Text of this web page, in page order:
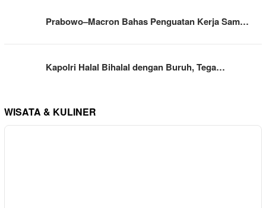
Prabowo–Macron Bahas Penguatan Kerja Sam…
Kapolri Halal Bihalal dengan Buruh, Tega…
WISATA & KULINER